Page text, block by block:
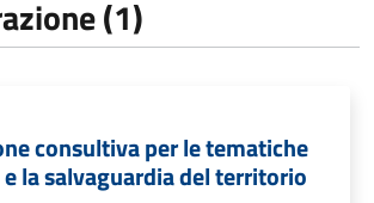
(1)
consultiva per le tematiche
la salvaguardia del territorio